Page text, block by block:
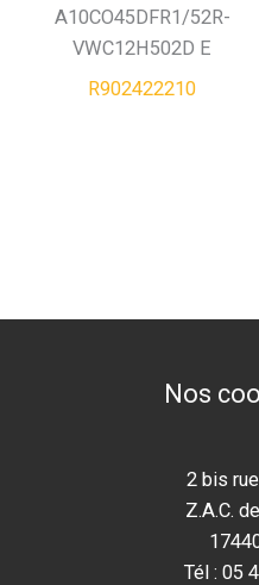
A10CO45DFR1/52R-
VWC12H502D E
R902422210
Nos
2 bis
Z.A.C.
Tél : 05